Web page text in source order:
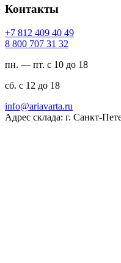
Контакты
94 04 904 218 7+
23 13 707 008 8
пн. — пт. с 10 до 18
сб. с 12 до 18
ur.atravaira@ofni
Адрес склада: г. Санкт-